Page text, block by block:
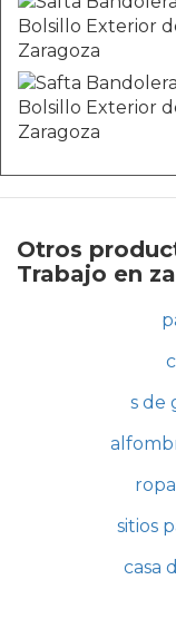
Otros
Trabajo en
s de
sitios
casa